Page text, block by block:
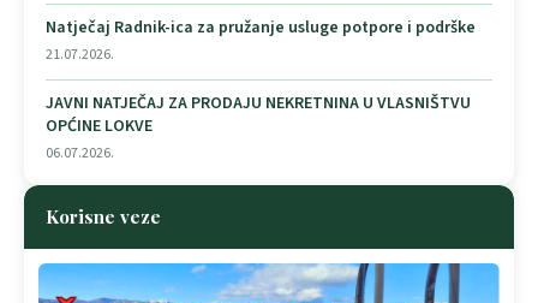
Natječaj Radnik-ica za pružanje usluge potpore i podrške
21.07.2026.
JAVNI NATJEČAJ ZA PRODAJU NEKRETNINA U VLASNIŠTVU
OPĆINE LOKVE
06.07.2026.
Korisne veze